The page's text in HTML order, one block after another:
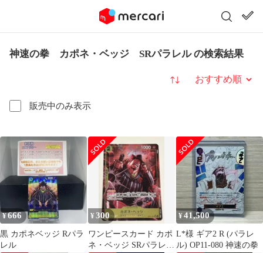
神速の拳 カポネ・ベッジ SRパラレル の検索結果
販売中のみ表示
並び替え
¥666
黒 カポネベッジ Rパラ
レル
¥300
ワンピースカード カポ
ネ・ベッジ SRパラレル
¥41,500
L*様 ギア2 R (パラレ
ル) OP11-080 神速の拳